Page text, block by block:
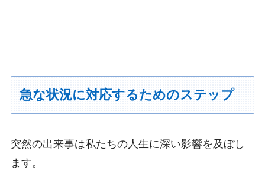
急な状況に対応するためのステップ
突然の出来事は私たちの人生に深い影響を及ぼし
ます。